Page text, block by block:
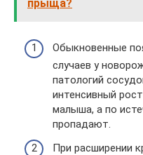
прыща?
Обыкновенные
случаев у
патологий
интенсивный
малыша, а по
пропадают.
При расширении